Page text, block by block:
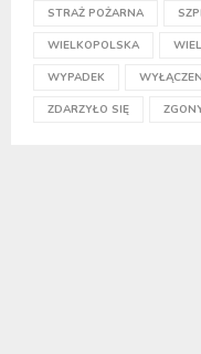
STRAŻ POŻARNA
WIELKOPOLSKA
WYPADEK
ZDARZYŁO SIĘ